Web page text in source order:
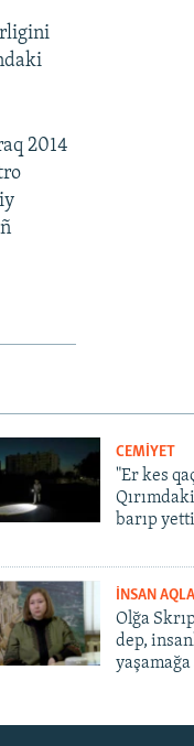
2014
CEMİYET
"Er kes
barıp yetti
İNSAN
Olğa
dep,